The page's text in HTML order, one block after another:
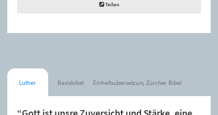
Teilen
Luther Basisbibel Einheitsübersetzung Zürcher Bibel